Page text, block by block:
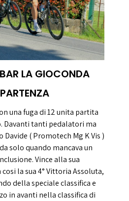
LA GIOCONDA
una fuga di 12 unita partita
Davanti tanti pedalatori ma
( Promotech Mg K Vis )
solo quando mancava un
Vince alla sua
la sua 4° Vittoria Assoluta,
della speciale classifica e
in avanti nella classifica di